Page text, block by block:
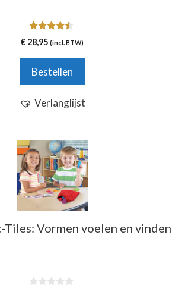
4.33
van 5
€ 28,95 (incl. BTW)
Bestellen
Verlanglijst
Tiles: Vormen voelen en vinden